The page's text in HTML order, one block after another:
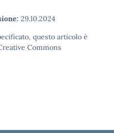
29.10.2024
questo articolo è
Commons